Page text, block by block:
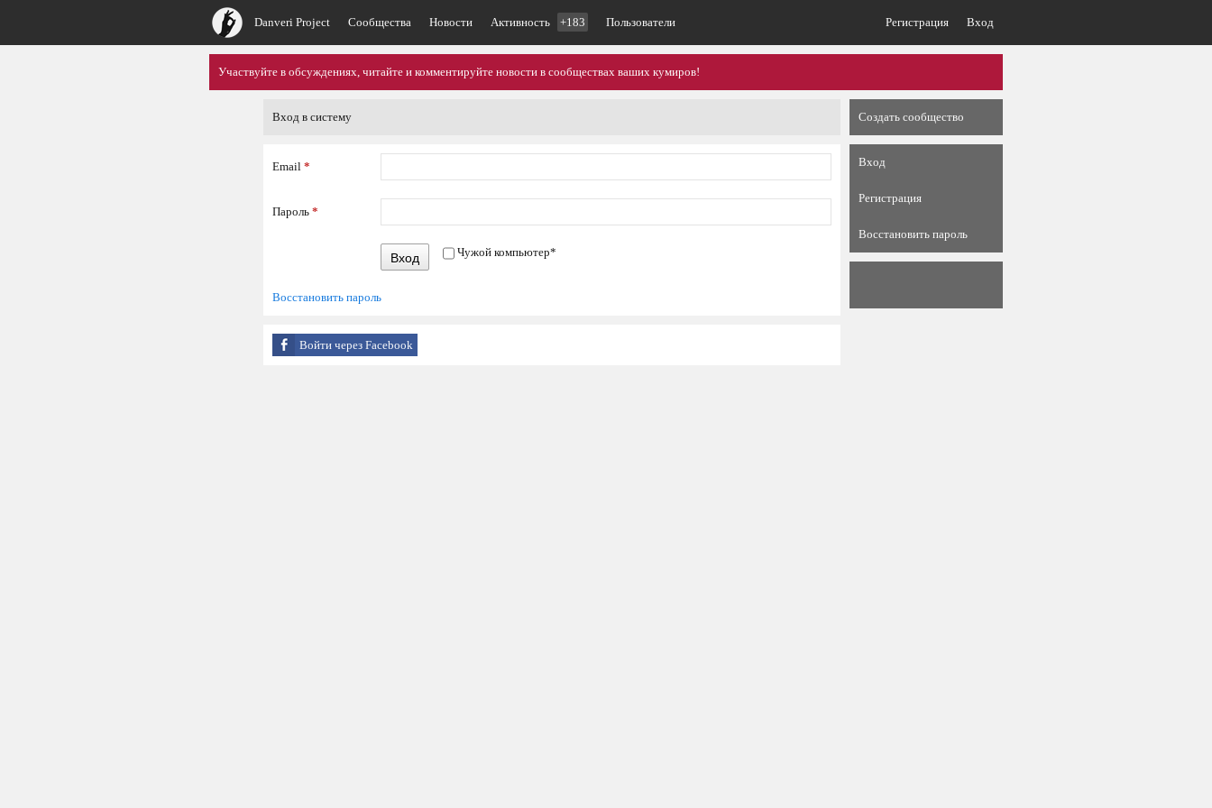
Danveri Project Сообщества Новости Активность +183 Пользователи Регистрация Вход
Участвуйте в обсуждениях, читайте и комментируйте новости в сообществах ваших кумиров!
Вход в систему
Email *
Пароль *
Вход Чужой компьютер*
Восстановить пароль
Войти через Facebook
Создать сообщество
Вход
Регистрация
Восстановить пароль